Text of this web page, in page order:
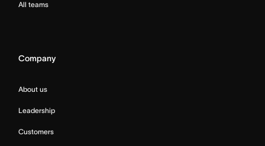
All teams
Company
About us
Leadership
Customers